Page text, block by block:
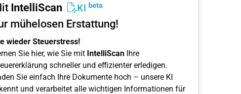
IntelliScan KI beta
mühelosen Erstattung!
wieder Steuerstress!
Sie hier, wie Sie mit IntelliScanIhre
schneller und effizienter erledigen.
Sie einfach Ihre Dokumente hoch – unsere KI
und verarbeitet alle wichtigen Informationen für